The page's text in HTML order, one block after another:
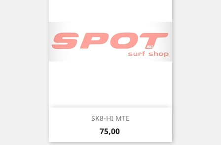
SK8-HI MTE
Precio
75,00